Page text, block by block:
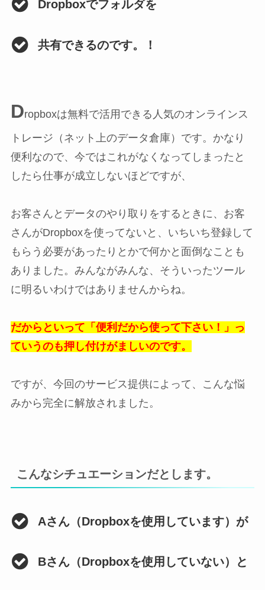
Dropboxでフォルダを
共有できるのです。！
Dropboxは無料で活用できる人気のオンラインス
トレージ（ネット上のデータ倉庫）です。かなり
便利なので、今ではこれがなくなってしまったと
したら仕事が成立しないほどですが、
お客さんとデータのやり取りをするときに、お客
さんがDropboxを使ってないと、いちいち登録して
もらう必要があったりとかで何かと面倒なことも
ありました。みんながみんな、そういったツール
に明るいわけではありませんからね。
だからといって「便利だから使って下さい！」っ
ていうのも押し付けがましいのです。
ですが、今回のサービス提供によって、こんな悩
みから完全に解放されました。
こんなシチュエーションだとします。
Aさん（Dropboxを使用しています）が
Bさん（Dropboxを使用していない）と